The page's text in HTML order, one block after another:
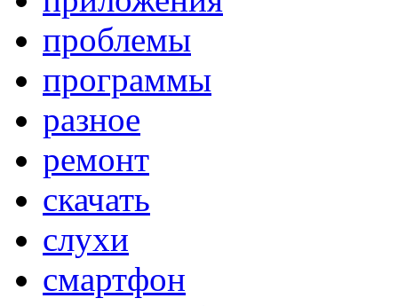
проблемы
программы
разное
ремонт
скачать
слухи
смартфон